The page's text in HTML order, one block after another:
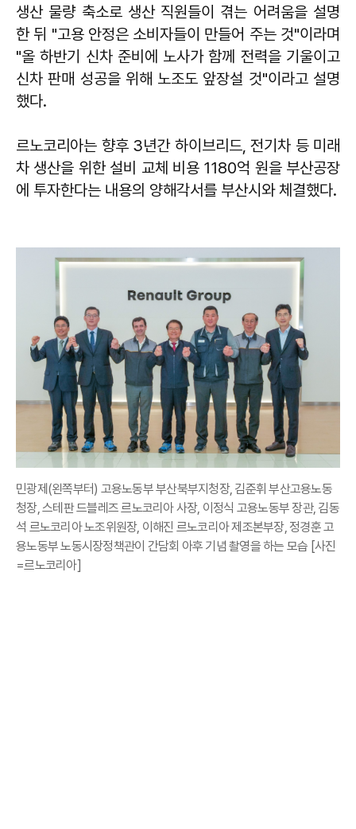
생산 물량 축소로 생산 직원들이 겪는 어려움을 설명
한 뒤 "고용 안정은 소비자들이 만들어 주는 것"이라며
"올 하반기 신차 준비에 노사가 함께 전력을 기울이고
신차 판매 성공을 위해 노조도 앞장설 것"이라고 설명
했다.
르노코리아는 향후 3년간 하이브리드, 전기차 등 미래
차 생산을 위한 설비 교체 비용 1180억 원을 부산공장
에 투자한다는 내용의 양해각서를 부산시와 체결했다.
민광제(왼쪽부터) 고용노동부 부산북부지청장, 김준휘 부산고용노동
청장, 스테판 드블레즈 르노코리아 사장, 이정식 고용노동부 장관, 김동
석 르노코리아 노조위원장, 이해진 르노코리아 제조본부장, 정경훈 고
용노동부 노동시장정책관이 간담회 아후 기념 촬영을 하는 모습 [사진
=르노코리아]